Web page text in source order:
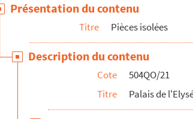
des journalistes français à Lisbonne
aux journalistes français à l'occasion du
français aux journalistes de Lisbonne
Présentation du contenu
Titre Pièces isolées
Description du contenu
Cote
504QO/21
Titre
Palais de